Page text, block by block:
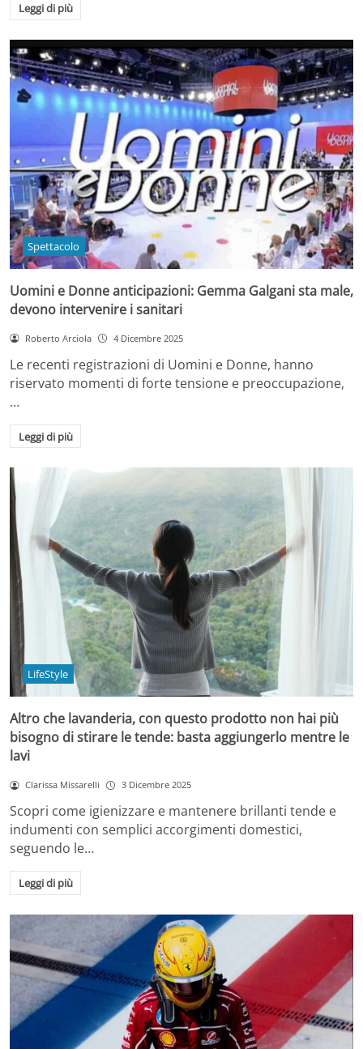
Leggi di più
Spettacolo
Uomini e Donne anticipazioni: Gemma Galgani sta male,
devono intervenire i sanitari
Roberto Arciola 4 Dicembre 2025
Le recenti registrazioni di Uomini e Donne, hanno
riservato momenti di forte tensione e preoccupazione,
…
Leggi di più
LifeStyle
Altro che lavanderia, con questo prodotto non hai più
bisogno di stirare le tende: basta aggiungerlo mentre le
lavi
Clarissa Missarelli 3 Dicembre 2025
Scopri come igienizzare e mantenere brillanti tende e
indumenti con semplici accorgimenti domestici,
seguendo le…
Leggi di più